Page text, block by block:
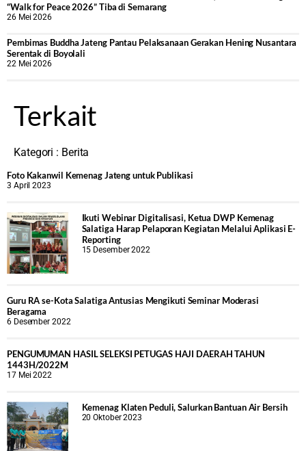
“Walk for Peace 2026” Tiba di Semarang
26 Mei 2026
‎Pembimas Buddha Jateng Pantau Pelaksanaan Gerakan Hening Nusantara
Serentak di Boyolali
22 Mei 2026
Terkait
Kategori : Berita
Foto Kakanwil Kemenag Jateng untuk Publikasi
3 April 2023
Ikuti Webinar Digitalisasi, Ketua DWP Kemenag
Salatiga Harap Pelaporan Kegiatan Melalui Aplikasi E-
Reporting
15 Desember 2022
Guru RA se-Kota Salatiga Antusias Mengikuti Seminar Moderasi
Beragama
6 Desember 2022
PENGUMUMAN HASIL SELEKSI PETUGAS HAJI DAERAH TAHUN
1443H/2022M
17 Mei 2022
Kemenag Klaten Peduli, Salurkan Bantuan Air Bersih
20 Oktober 2023